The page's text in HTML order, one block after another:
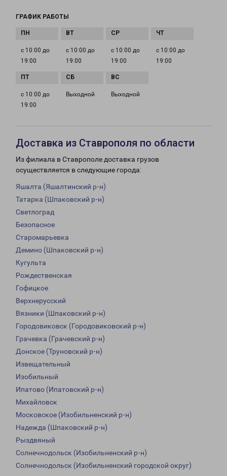
ГРАФИК РАБОТЫ
с 10:00 до
19:00
с 10:00 до
19:00
с 10:00 до
19:00
с 10:00 до
19:00
с 10:00 до
19:00
Выходной Выходной
Доставка из Ставрополя по области
Из филиала в Ставрополе доставка грузов
осуществляется в следующие города:
Яшалта (Яшалтинский р-н)
Татарка (Шпаковский р-н)
Светлоград
Безопасное
Старомарьевка
Демино (Шпаковский р-н)
Кугульта
Рождественская
Гофицкое
Верхнерусский
Вязники (Шпаковский р-н)
Городовиковск (Городовиковский р-н)
Грачевка (Грачевский р-н)
Донское (Труновский р-н)
Извещательный
Изобильный
Ипатово (Ипатовский р-н)
Михайловск
Московское (Изобильненский р-н)
Надежда (Шпаковский р-н)
Рыздвяный
Солнечнодольск (Изобильненский р-н)
Солнечнодольск (Изобильненский городской округ)